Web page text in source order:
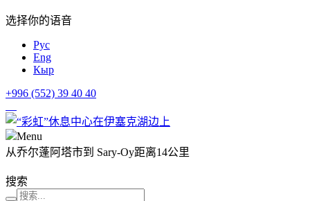
选择你的语音
Рус
Eng
Кыр
+996 (552) 39 40 40
Menu
从乔尔蓬阿塔市到 Sary-Oy距离14公里
搜索